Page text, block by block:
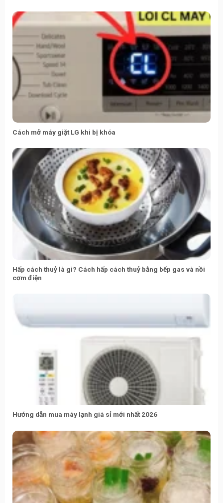
Cách mở máy giặt LG khi bị khóa
Hấp cách thuỷ là gì? Cách hấp cách thuỷ bằng bếp gas và nồi
cơm điện
Hướng dẫn mua máy lạnh giá sỉ mới nhất 2026